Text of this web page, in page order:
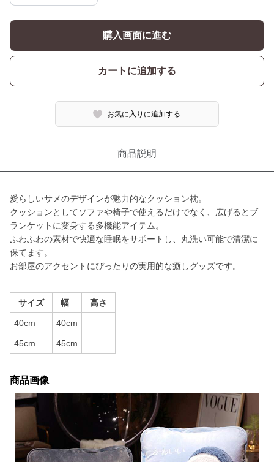
購入画面に進む
カートに追加する
お気に入りに追加する
商品説明
愛らしいサメのデザインが魅力的なクッション枕。
クッションとしてソファや椅子で使えるだけでなく、広げるとブ
ランケットに変身する多機能アイテム。
ふわふわの素材で快適な睡眠をサポートし、丸洗い可能で清潔に
保てます。
お部屋のアクセントにぴったりの実用的な癒しグッズです。
サイズ 幅 高さ
40cm 40cm
45cm 45cm
商品画像